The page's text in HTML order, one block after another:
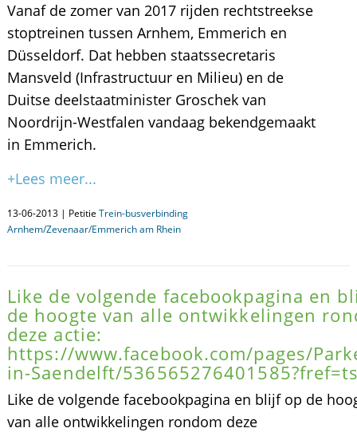
Vanaf de zomer van 2017 rijden rechtstreekse
stoptreinen tussen Arnhem, Emmerich en
Düsseldorf. Dat hebben staatssecretaris
Mansveld (Infrastructuur en Milieu) en de
Duitse deelstaatminister Groschek van
Noordrijn-Westfalen vandaag bekendgemaakt
in Emmerich.
+Lees meer...
13-06-2013 | Petitie Trein-busverbinding
Arnhem/Zevenaar/Emmerich am Rhein
Like de volgende facebookpagina en
de hoogte van alle ontwikkelingen
deze actie:
https://www.facebook.com/pages/
in-Saendelft/
Like de volgende facebookpagina en blijf op de
van alle ontwikkelingen rondom deze